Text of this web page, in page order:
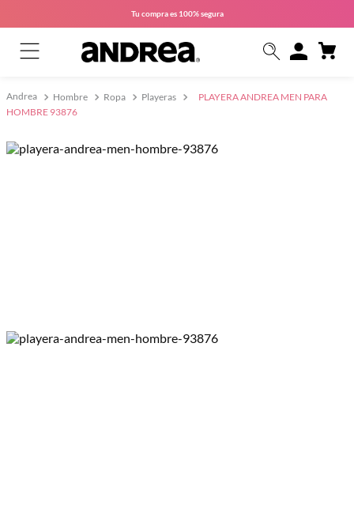
Tu compra es 100% segura
Hombre Ropa Playeras
PLAYERA ANDREA MEN PARA
HOMBRE 93876